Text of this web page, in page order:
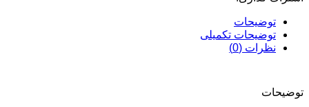
توضیحات
توضیحات تکمیلی
نظرات (0)
توضیحات